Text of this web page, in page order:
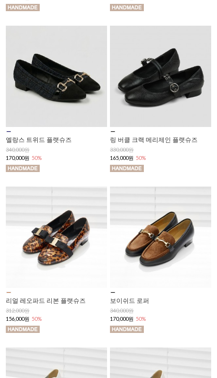
엘랑스 트위드 플랫슈즈
340,000원
170,000원 50%
링 버클 크랙 메리제인 플랫슈즈
330,000원
165,000원 50%
리얼 레오파드 리본 플랫슈즈
312,000원
156,000원 50%
보이쉬드 로퍼
340,000원
170,000원 50%